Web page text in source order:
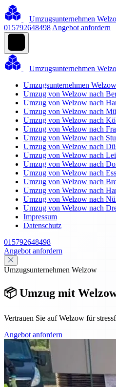
Umzugsunternehmen
015792648498 Angebot anfordern
Umzugsunternehmen
Umzugsunternehmen Welzow
Umzug von Welzow nach
Umzug von Welzow nach
Umzug von Welzow nach
Umzug von Welzow nach
Umzug von Welzow nach
Umzug von Welzow nach
Umzug von Welzow nach
Umzug von Welzow nach
Umzug von Welzow nach
Umzug von Welzow nach
Umzug von Welzow nach
Umzug von Welzow nach
Umzug von Welzow nach
Umzug von Welzow nach
Impressum
Datenschutz
015792648498
Angebot anfordern
Umzugsunternehmen Welzow
📦 Umzug mit
Vertrauen Sie auf Welzow für
Angebot anfordern